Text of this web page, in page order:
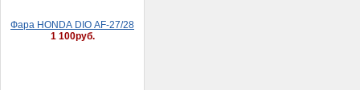
Фaрa HONDA DIO AF-27/28
1 100руб.